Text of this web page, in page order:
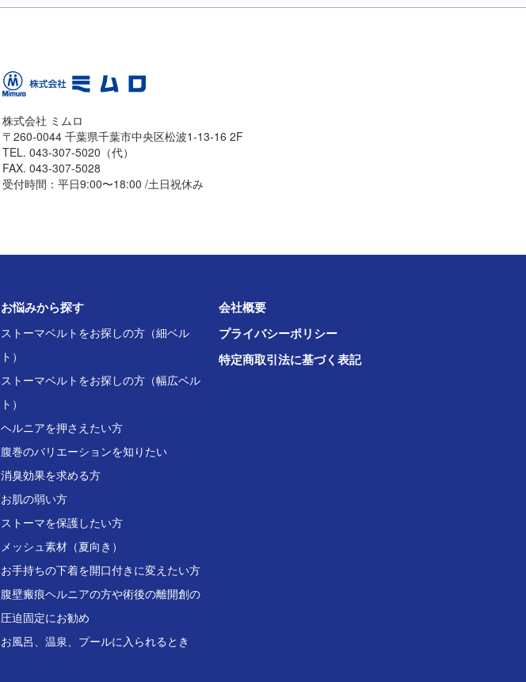
株式会社 ミムロ
〒260-0044 千葉県千葉市中央区松波1-13-16 2F
TEL. 043-307-5020（代）
FAX. 043-307-5028
受付時間：平日9:00〜18:00 /土日祝休み
お悩みから探す
ストーマベルトをお探しの方（細ベル
ト）
ストーマベルトをお探しの方（幅広ベル
ト）
ヘルニアを押さえたい方
腹巻のバリエーションを知りたい
消臭効果を求める方
お肌の弱い方
ストーマを保護したい方
メッシュ素材（夏向き）
お手持ちの下着を開口付きに変えたい方
腹壁瘢痕ヘルニアの方や術後の離開創の
圧迫固定にお勧め
お風呂、温泉、プールに入られるとき
会社概要
プライバシーポリシー
特定商取引法に基づく表記